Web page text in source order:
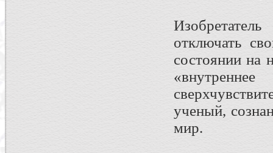
отключать
состоянии на
ученый,
мир.